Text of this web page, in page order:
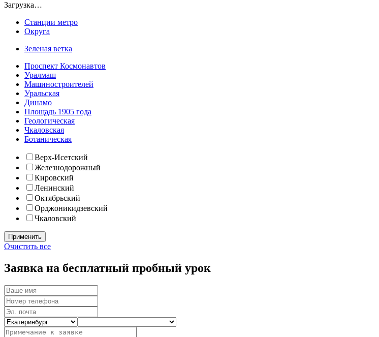
Загрузка…
Станции метро
Округа
Зеленая ветка
Проспект Космонавтов
Уралмаш
Машиностроителей
Уральская
Динамо
Площадь 1905 года
Геологическая
Чкаловская
Ботаническая
Верх-Исетский
Железнодорожный
Кировский
Ленинский
Октябрьский
Орджоникидзевский
Чкаловский
Очистить все
Заявка на бесплатный пробный урок